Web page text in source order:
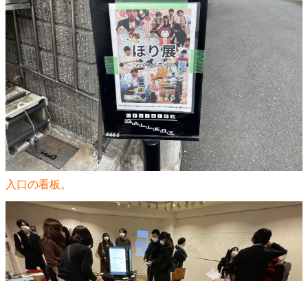
入口の看板。